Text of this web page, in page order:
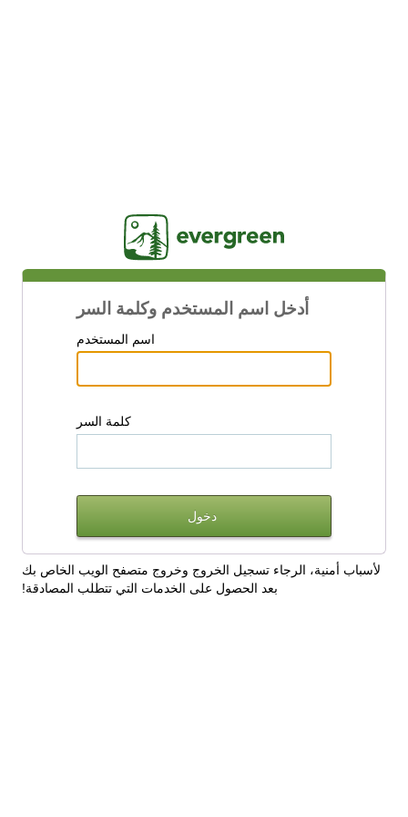
أدخل اسم المستخدم وكلمة السر
اسم المستخدم
كلمة السر
لأسباب أمنية، الرجاء تسجيل الخروج وخروج متصفح الويب الخاص بك
بعد الحصول على الخدمات التي تتطلب المصادقة!